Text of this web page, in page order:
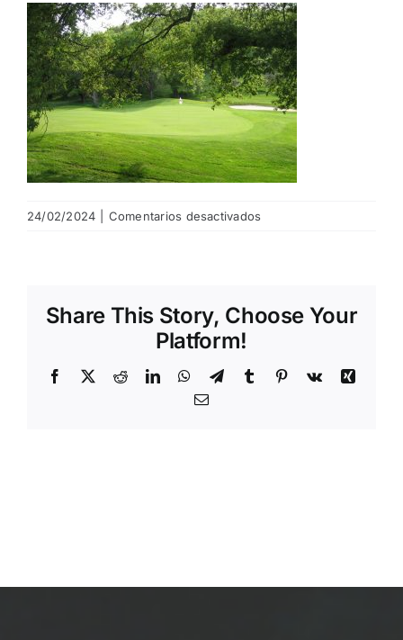
NOTICIAS
HAZTE SOCIO
OFERTAS
RESERVAR
24/02/2024 Comentarios desactivados
Share This Story, Choose Your
Platform!
Facebook
X RedditLinkedInWhatsApp
TelegramTumblr Pinterest
Vk
Xing
Email